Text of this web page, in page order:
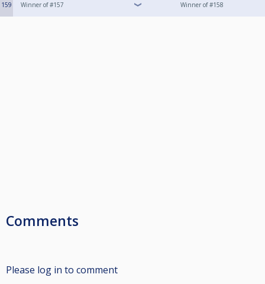
159 Winner of #157 Winner of #158
Comments
Please log in to comment